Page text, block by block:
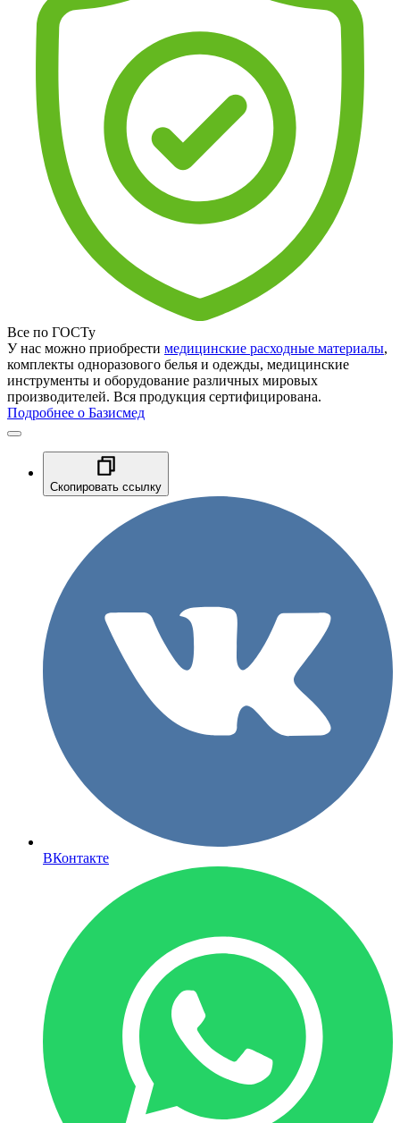
Все по ГОСТу
У нас можно приобрести медицинские расходные материалы,
комплекты одноразового белья и одежды, медицинские
инструменты и оборудование различных мировых
производителей. Вся продукция сертифицирована.
Подробнее о Базисмед
Скопировать ссылку
ВКонтакте